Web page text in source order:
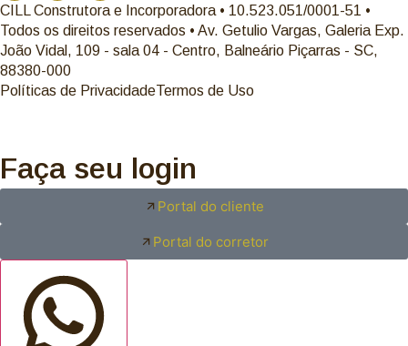
CILL Construtora e Incorporadora • 10.523.051/0001-51 •
Todos os direitos reservados • Av. Getulio Vargas, Galeria Exp.
João Vidal, 109 - sala 04 - Centro, Balneário Piçarras - SC,
88380-000
Políticas de PrivacidadeTermos de Uso
Faça seu login
Portal do cliente
Portal do corretor